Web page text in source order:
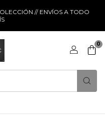
// ENVÍOS A TODO
0